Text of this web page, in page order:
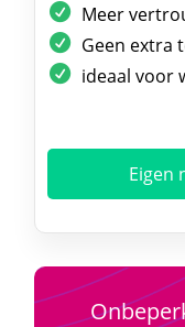
Meer
Geen extra
ideaal voor
Eigen